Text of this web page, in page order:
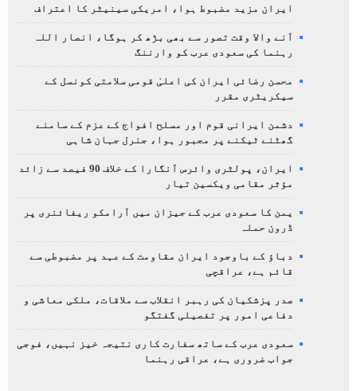
ایران مزید مضبوط ہوا، امریکی سینیٹر کا اعتراف
آنے والا وقت تصور سے بھی بڑھ کر ہوگا، انصار اللہ
رہنما کی سعودی عرب کو وارننگ
محسن رضائی ایران کی اعلیٰ قومی سلامتی کونسل کے
سیکریٹری مقرر
دشمن ایرانی قوم اور مسلح افواج کے عزم کے سامنے
گھٹنے ٹیکنے پر مجبور ہوا، جنرل جہان شاہی
ایران، پولٹری وائرس آنگارا کے خلاف 90 فیصد سے زائد
مؤثر مقامی ویکسین تیار
یمن کا سعودی عرب کے جیزان میں آرامکو ریفائنری پر
ڈرون حملہ
دباؤ کے باوجود ایران مقاومت کے عہد پر مضبوطی سے
قائم ہے، عراقچی
صدر پزشکیان کی رہبر انقلاب سے ملاقات، ملکی معاشی و
دفاعی امور پر تفصیلی گفتگو
سعودی عرب کے ساتھ سفارت کاری نتیجہ خیز نہیں، فوجی
جواب ضروری ہے، عراقی رہنما